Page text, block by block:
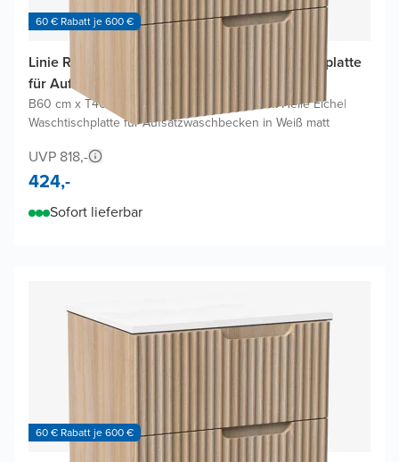
60 € Rabatt je 600 €
Linie Ribbo Badmöbel Set mit Lado Waschtischplatte
für Aufsatzwaschbecken
B60 cm x T46 cm Waschbeckenunterschrank Helle Eiche|
Waschtischplatte für Aufsatzwaschbecken in Weiß matt
UVP 818,-
424,-
Sofort lieferbar
60 € Rabatt je 600 €